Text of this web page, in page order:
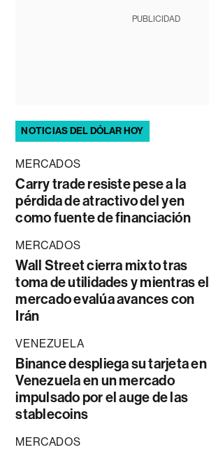
PUBLICIDAD
NOTICIAS DEL DÓLAR HOY
MERCADOS
Carry trade resiste pese a la
pérdida de atractivo del yen
como fuente de financiación
MERCADOS
Wall Street cierra mixto tras
toma de utilidades y mientras el
mercado evalúa avances con
Irán
VENEZUELA
Binance despliega su tarjeta en
Venezuela en un mercado
impulsado por el auge de las
stablecoins
MERCADOS